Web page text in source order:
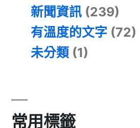
新聞資訊 (239)
有溫度的文字 (72)
未分類 (1)
常用標籤